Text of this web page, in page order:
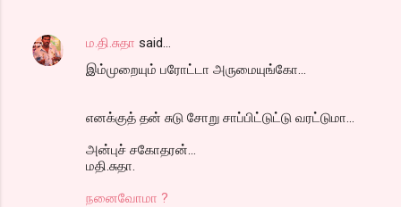
ம.தி.சுதா said…
இம்முறையும் பரோட்டா அருமையுங்கோ...
எனக்குத் தன் சுடு சோறு சாப்பிட்டுட்டு வரட்டுமா...
அன்புச் சகோதரன்...
மதி.சுதா.
நனைவோமா ?